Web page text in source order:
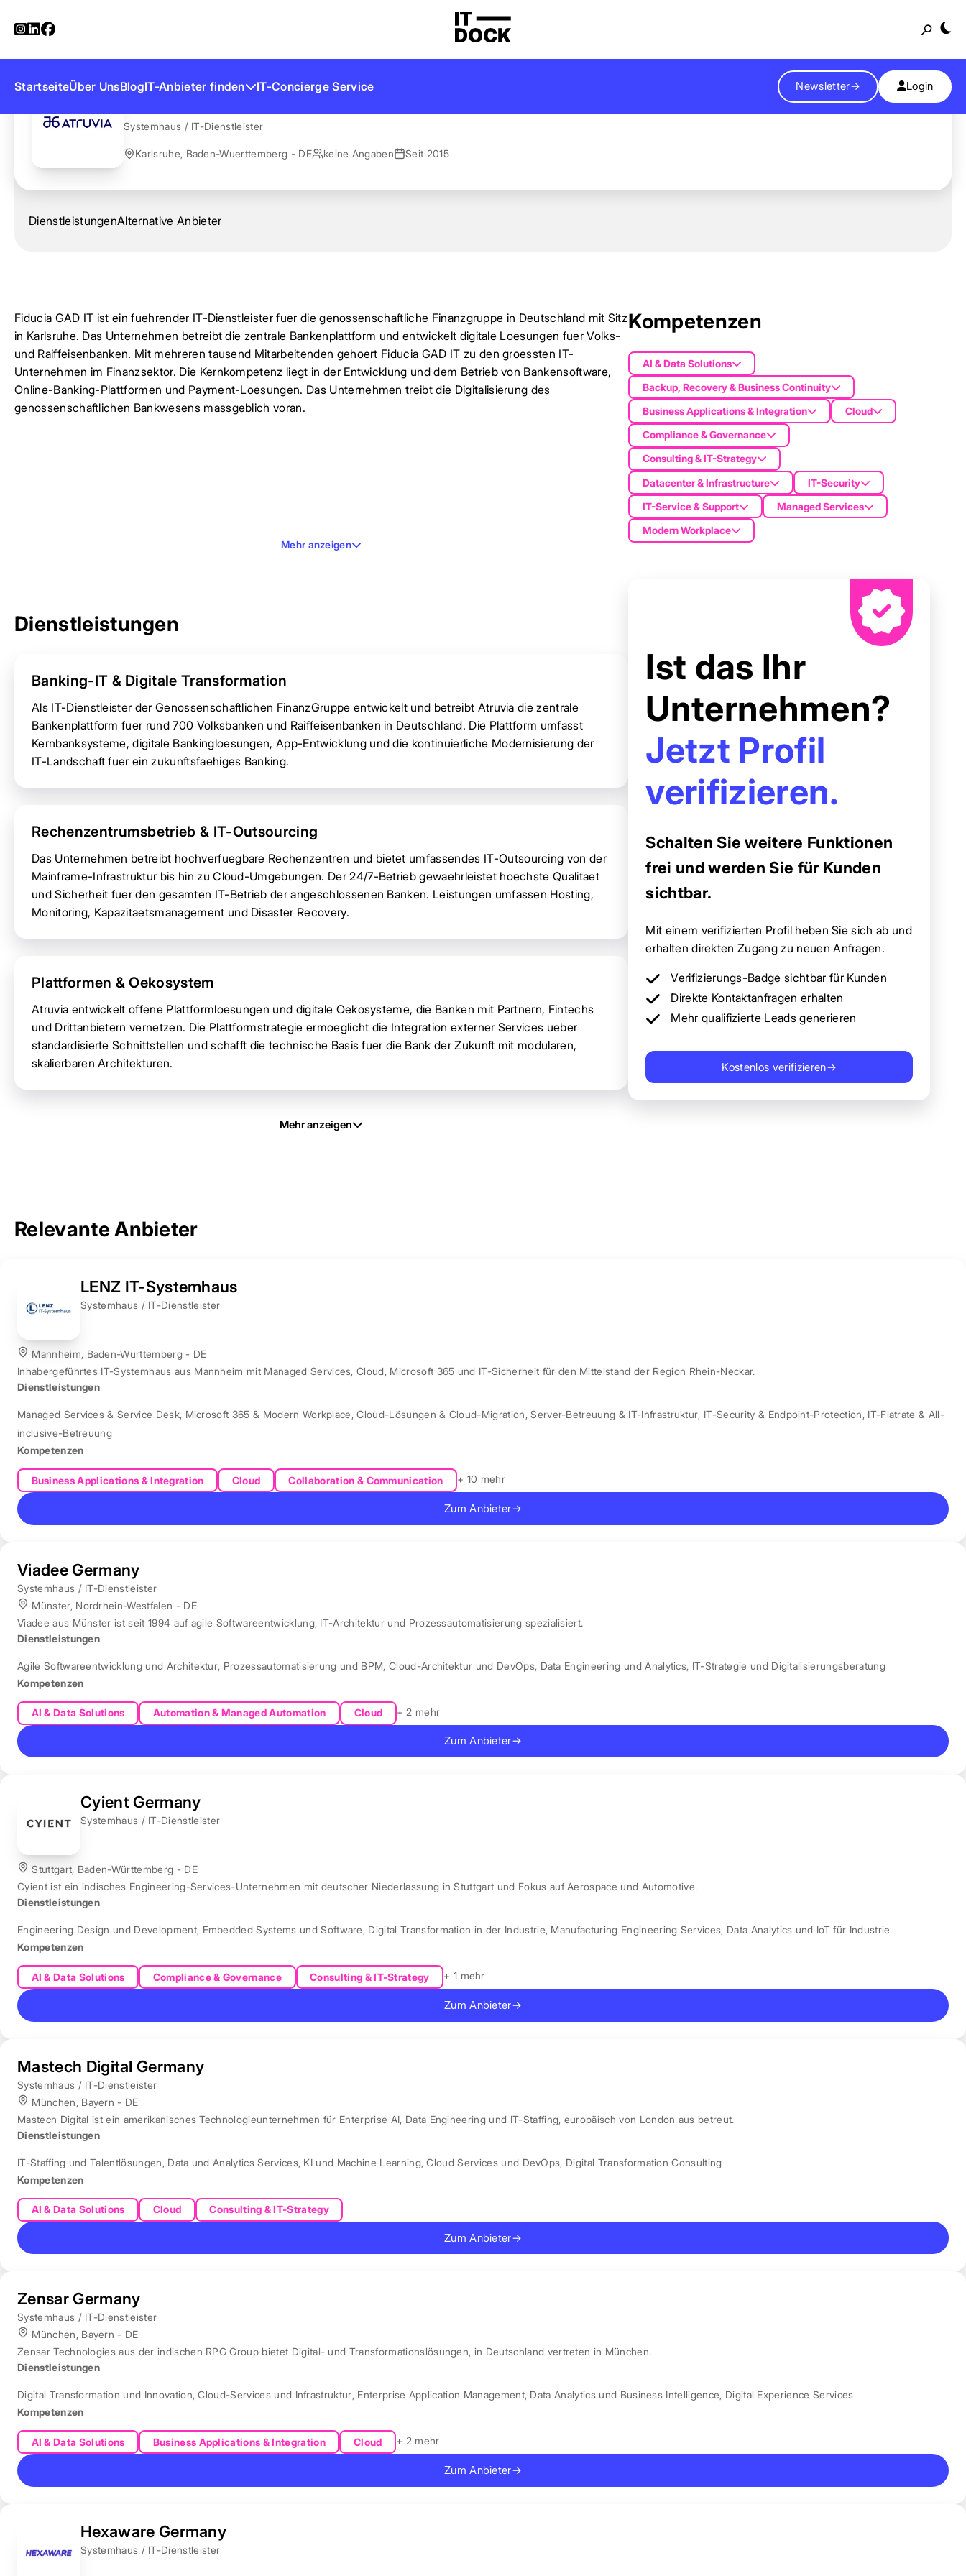
StartseiteÜber UnsBlogIT-Anbieter finden IT-Concierge Service Newsletter→ Login
Startseite
Fiducia GAD IT
Systemhaus / IT-Dienstleister
Karlsruhe, Baden-Wuerttemberg - DE keine Angaben Seit 2015
DienstleistungenAlternative Anbieter
Fiducia GAD IT ist ein fuehrender IT-Dienstleister fuer die genossenschaftliche Finanzgruppe in Deutschland mit Sitz
in Karlsruhe. Das Unternehmen betreibt die zentrale Bankenplattform und entwickelt digitale Loesungen fuer Volks-
und Raiffeisenbanken. Mit mehreren tausend Mitarbeitenden gehoert Fiducia GAD IT zu den groessten IT-
Unternehmen im Finanzsektor. Die Kernkompetenz liegt in der Entwicklung und dem Betrieb von Bankensoftware,
Online-Banking-Plattformen und Payment-Loesungen. Das Unternehmen treibt die Digitalisierung des
genossenschaftlichen Bankwesens massgeblich voran.
Mehr anzeigen
Dienstleistungen
Banking-IT & Digitale Transformation
Als IT-Dienstleister der Genossenschaftlichen FinanzGruppe entwickelt und betreibt Atruvia die zentrale
Bankenplattform fuer rund 700 Volksbanken und Raiffeisenbanken in Deutschland. Die Plattform umfasst
Kernbanksysteme, digitale Bankingloesungen, App-Entwicklung und die kontinuierliche Modernisierung der
IT-Landschaft fuer ein zukunftsfaehiges Banking.
Rechenzentrumsbetrieb & IT-Outsourcing
Das Unternehmen betreibt hochverfuegbare Rechenzentren und bietet umfassendes IT-Outsourcing von der
Mainframe-Infrastruktur bis hin zu Cloud-Umgebungen. Der 24/7-Betrieb gewaehrleistet hoechste Qualitaet
und Sicherheit fuer den gesamten IT-Betrieb der angeschlossenen Banken. Leistungen umfassen Hosting,
Monitoring, Kapazitaetsmanagement und Disaster Recovery.
Plattformen & Oekosystem
Atruvia entwickelt offene Plattformloesungen und digitale Oekosysteme, die Banken mit Partnern, Fintechs
und Drittanbietern vernetzen. Die Plattformstrategie ermoeglicht die Integration externer Services ueber
standardisierte Schnittstellen und schafft die technische Basis fuer die Bank der Zukunft mit modularen,
skalierbaren Architekturen.
Mehr anzeigen
Kompetenzen
AI & Data Solutions
Backup, Recovery & Business Continuity
Business Applications & Integration
Cloud
Compliance & Governance
Consulting & IT-Strategy
Datacenter & Infrastructure
IT-Security
IT-Service & Support
Managed Services
Modern Workplace
Ist das Ihr
Unternehmen?
Jetzt Profil
verifizieren.
Schalten Sie weitere Funktionen
frei und werden Sie für Kunden
sichtbar.
Mit einem verifizierten Profil heben Sie sich ab und
erhalten direkten Zugang zu neuen Anfragen.
Verifizierungs-Badge sichtbar für Kunden
Direkte Kontaktanfragen erhalten
Mehr qualifizierte Leads generieren
Kostenlos verifizieren→
Relevante Anbieter
LENZ IT-Systemhaus
Systemhaus / IT-Dienstleister
Mannheim, Baden-Württemberg - DE
Inhabergeführtes IT-Systemhaus aus Mannheim mit Managed Services, Cloud, Microsoft 365 und IT-Sicherheit für den Mittelstand der Region Rhein-Neckar.
Dienstleistungen
Managed Services & Service Desk, Microsoft 365 & Modern Workplace,Cloud-Lösungen & Cloud-Migration,Server-Betreuung & IT-Infrastruktur, IT-Security & Endpoint-Protection, IT-Flatrate & All-
inclusive-Betreuung
Kompetenzen
Business Applications & Integration Cloud Collaboration & Communication + 10 mehr
Zum Anbieter→
Viadee Germany
Systemhaus / IT-Dienstleister
Münster, Nordrhein-Westfalen - DE
Viadee aus Münster ist seit 1994 auf agile Softwareentwicklung, IT-Architektur und Prozessautomatisierung spezialisiert.
Dienstleistungen
Agile Softwareentwicklung und Architektur, Prozessautomatisierung und BPM, Cloud-Architektur und DevOps, Data Engineering und Analytics, IT-Strategie und Digitalisierungsberatung
Kompetenzen
AI & Data Solutions Automation & Managed Automation Cloud + 2 mehr
Zum Anbieter→
Cyient Germany
Systemhaus / IT-Dienstleister
Stuttgart, Baden-Württemberg - DE
Cyient ist ein indisches Engineering-Services-Unternehmen mit deutscher Niederlassung in Stuttgart und Fokus auf Aerospace und Automotive.
Dienstleistungen
Engineering Design und Development, Embedded Systems und Software, Digital Transformation in der Industrie, Manufacturing Engineering Services, Data Analytics und IoT für Industrie
Kompetenzen
AI & Data Solutions Compliance & Governance Consulting & IT-Strategy + 1 mehr
Zum Anbieter→
Mastech Digital Germany
Systemhaus / IT-Dienstleister
München, Bayern - DE
Mastech Digital ist ein amerikanisches Technologieunternehmen für Enterprise AI, Data Engineering und IT-Staffing, europäisch von London aus betreut.
Dienstleistungen
IT-Staffing und Talentlösungen, Data und Analytics Services, KI und Machine Learning,Cloud Services und DevOps, Digital Transformation Consulting
Kompetenzen
AI & Data Solutions Cloud Consulting & IT-Strategy
Zum Anbieter→
Zensar Germany
Systemhaus / IT-Dienstleister
München, Bayern - DE
Zensar Technologies aus der indischen RPG Group bietet Digital- und Transformationslösungen, in Deutschland vertreten in München.
Dienstleistungen
Digital Transformation und Innovation,Cloud-Services und Infrastruktur, Enterprise Application Management, Data Analytics und Business Intelligence, Digital Experience Services
Kompetenzen
AI & Data Solutions Business Applications & Integration Cloud + 2 mehr
Zum Anbieter→
Hexaware Germany
Systemhaus / IT-Dienstleister